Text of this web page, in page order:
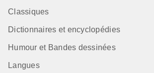
Classiques
Dictionnaires et encyclopédies
Humour et Bandes dessinées
Langues